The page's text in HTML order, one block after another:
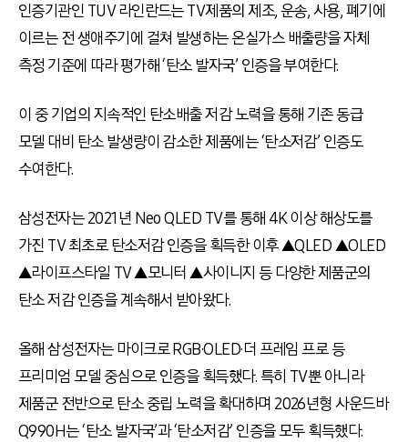
인증기관인 TUV 라인란드는 TV제품의 제조, 운송, 사용, 폐기에
이르는 전 생애주기에 걸쳐 발생하는 온실가스 배출량을 자체
측정 기준에 따라 평가해 ‘탄소 발자국’ 인증을 부여한다.
이 중 기업의 지속적인 탄소배출 저감 노력을 통해 기존 동급
모델 대비 탄소 발생량이 감소한 제품에는 ‘탄소저감’ 인증도
수여한다.
삼성전자는 2021년 Neo QLED TV를 통해 4K 이상 해상도를
가진 TV 최초로 탄소저감 인증을 획득한 이후 ▲QLED ▲OLED
▲라이프스타일 TV ▲모니터 ▲사이니지 등 다양한 제품군의
탄소 저감 인증을 계속해서 받아왔다.
올해 삼성전자는 마이크로 RGB·OLED·더 프레임 프로 등
프리미엄 모델 중심으로 인증을 획득했다. 특히 TV뿐 아니라
제품군 전반으로 탄소 중립 노력을 확대하며 2026년형 사운드바
Q990H는 ‘탄소 발자국’과 ‘탄소저감’ 인증을 모두 획득했다.